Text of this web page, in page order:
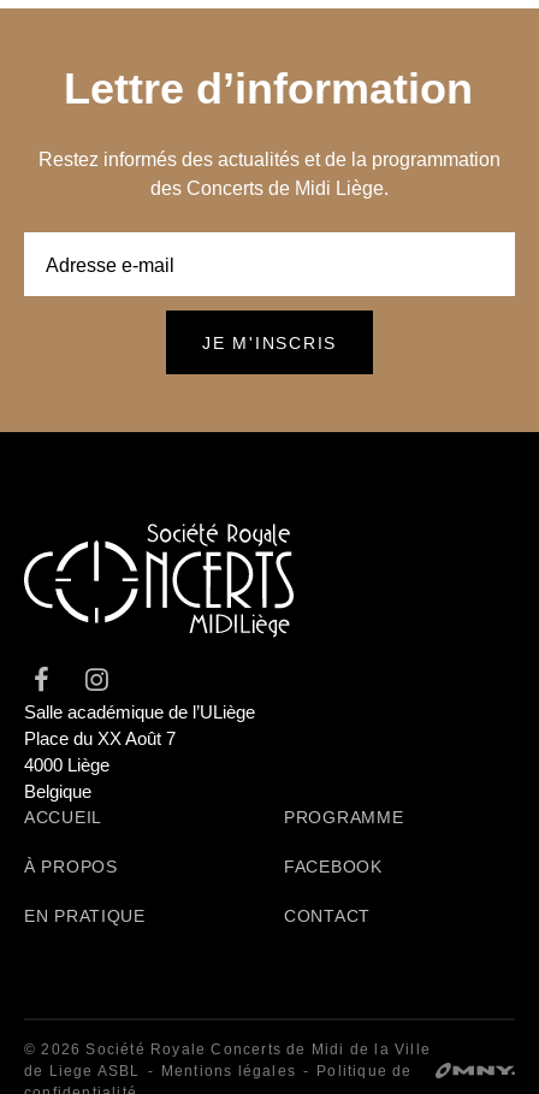
Lettre d’information
Restez informés des actualités et de la programmation
des Concerts de Midi Liège.
Salle académique de l’ULiège
Place du XX Août 7
4000 Liège
Belgique
ACCUEIL
À PROPOS
EN PRATIQUE
PROGRAMME
FACEBOOK
CONTACT
© 2026 Société Royale Concerts de Midi de la Ville
de Liege ASBL
Mentions légales
Politique de